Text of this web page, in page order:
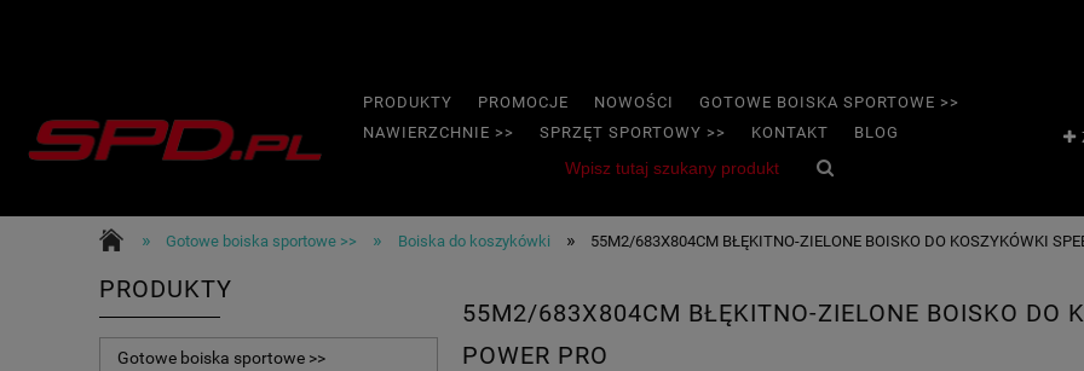
PRODUKTY PROMOCJE NOWOŚCI
GOTOWE BOISKA SPORTOWE >>
NAWIERZCHNIE >>
SPRZĘT SPORTOWY >> KONTAKT BLOG
» Gotowe boiska sportowe >> » Boiska do koszykówki » 55M2/683X804CM BŁĘKITNO-ZIELONE BOISKO DO KOSZYKÓWKI
PRODUKTY
Gotowe boiska sportowe >>
55M2/683X804CM BŁĘKITNO-ZIELONE BOISKO DO
POWER PRO